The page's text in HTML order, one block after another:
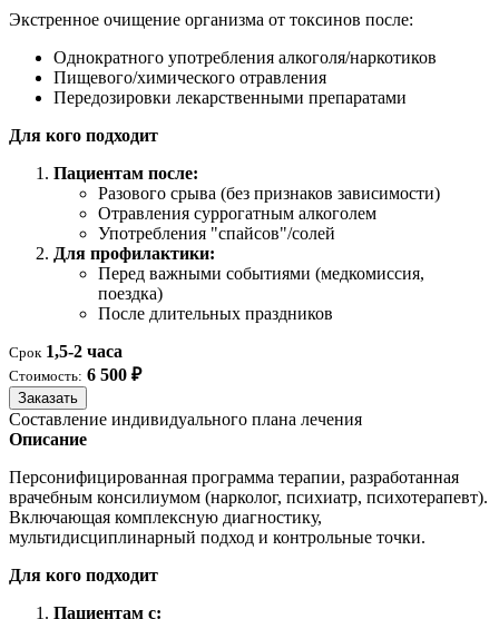
Экстренное очищение организма от токсинов после:
Однократного употребления алкоголя/наркотиков
Пищевого/химического отравления
Передозировки лекарственными препаратами
Для кого подходит
Пациентам после:
Разового срыва (без признаков зависимости)
Отравления суррогатным алкоголем
Употребления "спайсов"/солей
Для профилактики:
Перед важными событиями (медкомиссия,
поездка)
После длительных праздников
Срок 1,5-2 часа
Стоимость: 6 500 ₽
Заказать
Составление индивидуального плана лечения
Описание
Персонифицированная программа терапии, разработанная
врачебным консилиумом (нарколог, психиатр, психотерапевт).
Включающая комплексную диагностику,
мультидисциплинарный подход и контрольные точки.
Для кого подходит
Пациентам с: